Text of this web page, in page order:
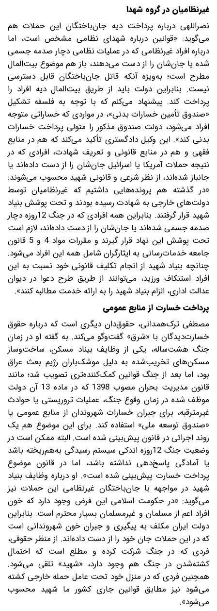
غیرنظامیان در گروه شهدا
نصراللهی درباره پرداخت دیه جان‌باختگان این حملات هم
می‌گوید: «قوانین درباره شهدای نظامی مشخص است، اما
درباره افراد غیرنظامی که در عملیات نظامی دچار صدمه جسمی
شده یا ‌جان‌شان را از دست می‌دهند، باز هم موضوع بیت‌المال
مطرح است؛ به‌ویژه آنکه قاتل جان‌باختگان قابل دسترسی
نیست. بنابراین دولت باید از طریق بیت‌المال‌ دیه افراد را
پرداخت کند. پیشنهاد می‌کنم که با توجه به فلسفه تشکیل
«صندوق تأمین خسارات بدنی»، در مواردی که خساراتی متوجه
افراد می‌شود، دولت ‌صندوق مذکور را متولی پرداخت خسارات
بدنی کند». این وکیل دادگستری تأکید می‌کند که هم در منابع
فقهی و هم در منابع قانونی و تعریف شهادت، افرادی که در
نتیجه حملات آمریکا یا اسرائیل جان‌شان را از دست داده‌اند یا
جانباز شده‌اند، از نظر شرعی و قانونی شهید محسوب می‌شوند:
«در گذشته هم پرونده‌هایی داشتیم که غیرنظامیان توسط
دولت‌های خارجی به شهادت رسیده بودند و تحت پوشش بنیاد
شهید قرار گرفتند. بنابراین همه افرادی که در جنگ 12‌روزه دچار
صدمه جسمی شده‌اند یا جان‌شان را از دست داده‌اند، لازم است
تحت پوشش این نهاد قرار گیرند و مقررات مواد 4 و 5 قانون
جامعه خدمات‌رسانی به ایثارگران شامل همه این افراد می‌شود.
چنانچه بنیاد شهید از انجام تکلیف قانونی خود نسبت به این
افراد استنکاف ورزید، می‌توانند از طریق طرح دعوا در دیوان
عدالت اداری، الزام بنیاد شهید را به ارائه خدمت مطالبه کنند».
پرداخت خسارت از منابع عمومی
مصطفی ترک‌همدانی، حقوق‌دان دیگری است که درباره حقوق
خسارت‌دیدگان با «شرق» گفت‌وگو می‌کند. به گفته او در زمان
جنگ هشت‌ساله،‌ یکی از وظایف بیناد مسکن، ساخت‌وساز
مسکن‌های تخریب‌شده به دلیل موشک‌باران رژیم بعث عراق
بود، اما بعد از جنگ قوانین کمک‌کننده‌تری تصویب شد؛ مانند
قانون مدیریت بحران مصوب 1398‌ که در ماده 13 آن دولت
موظف شده ‌در زمان وقوع جنگ، عملیات تروریستی یا حوادث
غیرمترقبه، برای جبران خسارات شهروندان از منابع عمومی یا
«صندوق توسعه ملی» استفاده کند. برای این موضوع هم یک
روند اجرائی در قانون پیش‌بینی شده است. البته ممکن است در
وضعیت جنگ 12‌روزه اندکی سیستم رسیدگی به‌هم‌ریخته باشد
یا آمادگی پاسخ‌دهی نداشته باشد، اما در قانون موضوع
پرداخت خسارت پیش‌بینی شده است». او درباره وظایف بنیاد
شهید در مواجهه با جان‌باختگان غیرنظامی این حملات نیز
می‌گوید: «در حکومت اسلامی این فرض وجود دارد که خون
افراد اعم از مسلمان و غیرمسلمان بسیار محترم است. بنابراین
دولت ایران مکلف به پیگیری و جبران خون شهروندانی است
که در این حملات جان خود را از دست داده‌اند. از منظر حقوقی،
فردی که در جنگ شرکت کرده و مطلع است که احتمال
کشته‌شدن در جنگ هم وجود دارد،‌ «شهید» تلقی می‌شود.
همچنین فردی که در منزل خود تحت عامل حمله خارجی کشته
می‌شود نیز مطابق قوانین جاری کشور ما شهید محسوب
می‌شود».